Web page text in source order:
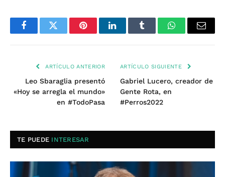
FacebookTwitter PinterestLinkedInTumblr WhatsAppEmail
ARTÍCULO ANTERIOR
Leo Sbaraglia presentó
«Hoy se arregla el mundo»
en #TodoPasa
ARTÍCULO SIGUIENTE
Gabriel Lucero, creador de
Gente Rota, en
#Perros2022
TE PUEDE INTERESAR